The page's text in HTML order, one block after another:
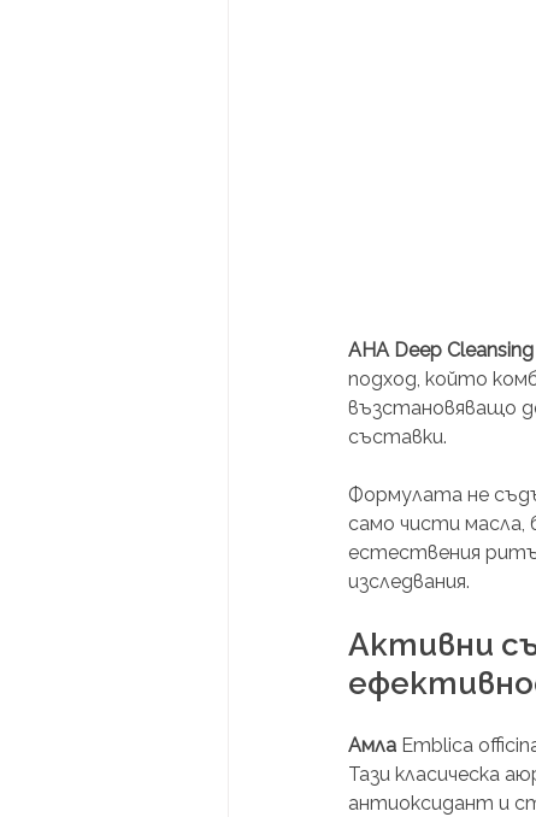
AHA Deep
подход, който
възстановяващо
съставки.
Формулата не
само чисти масла,
естествения
изследвания.
Активни
Амла Emblica
Тази класическа
антиоксидант и